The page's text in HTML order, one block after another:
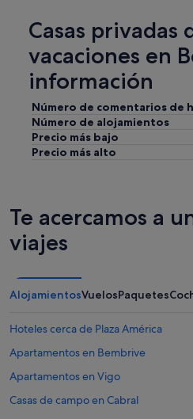
Casas privadas
vacaciones en
información
Número de comentarios de
Número de alojamientos
Precio más bajo
Precio más alto
Te acercamos a
viajes
AlojamientosVuelosPaquetes
Hoteles cerca de Plaza América
Apartamentos en Bembrive
Apartamentos en Vigo
Casas de campo en Cabral